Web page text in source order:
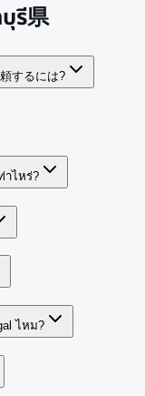
รี県
するには?
าไหร่?
ไหม?